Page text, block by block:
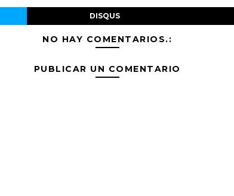
DISQUS
NO HAY COMENTARIOS.:
PUBLICAR UN COMENTARIO